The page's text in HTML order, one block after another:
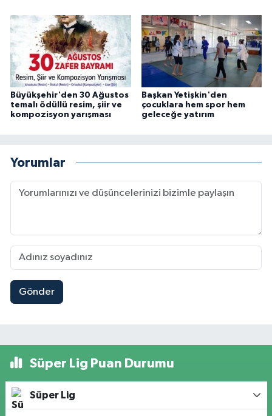
Büyükşehir'den 30 Ağustos
temalı ödüllü resim, şiir ve
kompozisyon yarışması
Başkan Yetişkin'den
çocuklara hem spor hem
geleceğe yatırım
Yorumlar
Gönder
Süper Lig Puan Durumu
Süper Lig